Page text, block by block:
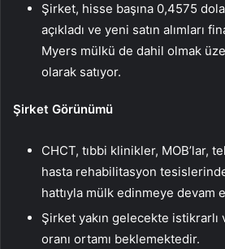
Şirket, hisse başına 0,4575
açıkladı ve yeni satın alımları
Myers mülkü de dahil olmak
olarak satıyor.
Şirket Görünümü
CHCT, tıbbi klinikler, MOB’lar,
hasta rehabilitasyon
hattıyla mülk edinmeye devam
Şirket yakın gelecekte istikrarlı
oranı ortamı beklemektedir.